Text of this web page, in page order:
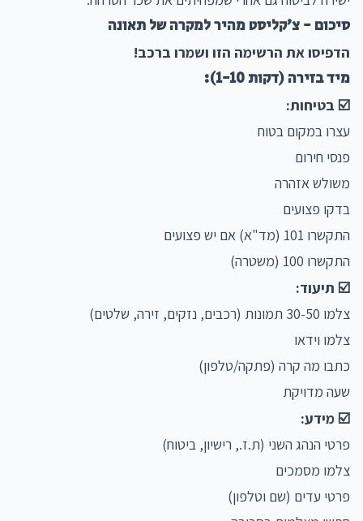
סיכום - צ'קליסט מהיר למקרה של תאונה
הדפיסו את הרשימה הזו ושמרו ברכב!
מיד בזירה (דקות 1-10):
☑️ בטיחות:
עצרו במקום בטוח
פנסי חירום
משולש אזהרה
בדקו פצועים
התקשרו 101 (מד"א) אם יש פצועים
התקשרו 100 (משטרה)
☑️ תיעוד:
צלמו 30-50 תמונות (רכבים, נזקים, זירה, שלטים)
צלמו וידאו
כתבו מה קרה (פתקה/טלפון)
שעה מדויקת
☑️ מידע:
פרטי הנהג השני (ת.ז., רישיון, ביטוח)
צלמו מסמכים
פרטי עדים (שם וטלפון)